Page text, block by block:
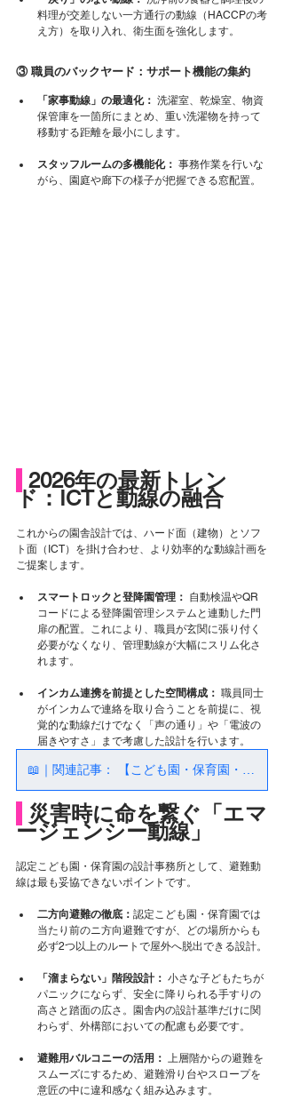
料理が交差しない一方通行の動線（HACCPの考
え方）を取り入れ、衛生面を強化します。
③ 職員のバックヤード：サポート機能の集約
「家事動線」の最適化： 洗濯室、乾燥室、物資
保管庫を一箇所にまとめ、重い洗濯物を持って
移動する距離を最小にします。
スタッフルームの多機能化： 事務作業を行いな
がら、園庭や廊下の様子が把握できる窓配置。
2026年の最新トレン
ド：ICTと動線の融合
これからの園舎設計では、ハード面（建物）とソフ
ト面（ICT）を掛け合わせ、より効率的な動線計画を
ご提案します。
スマートロックと登降園管理： 自動検温やQR
コードによる登降園管理システムと連動した門
扉の配置。これにより、職員が玄関に張り付く
必要がなくなり、管理動線が大幅にスリム化さ
れます。
インカム連携を前提とした空間構成： 職員同士
がインカムで連絡を取り合うことを前提に、視
覚的な動線だけでなく「声の通り」や「電波の
届きやすさ」まで考慮した設計を行います。
📖｜関連記事： 【こども園・保育園・幼稚園｜ゾーニングを考慮した園舎設計】を詳しく読む
災害時に命を繋ぐ「エマ
ージェンシー動線」
認定こども園・保育園の設計事務所として、避難動
線は最も妥協できないポイントです。
二方向避難の徹底： 認定こども園・保育園では
当たり前のニ方向避難ですが、どの場所からも
必ず2つ以上のルートで屋外へ脱出できる設計。
「溜まらない」階段設計： 小さな子どもたちが
パニックにならず、安全に降りられる手すりの
高さと踏面の広さ。園舎内の設計基準だけに関
わらず、外構部においての配慮も必要です。
避難用バルコニーの活用： 上層階からの避難を
スムーズにするため、避難滑り台やスロープを
意匠の中に違和感なく組み込みます。